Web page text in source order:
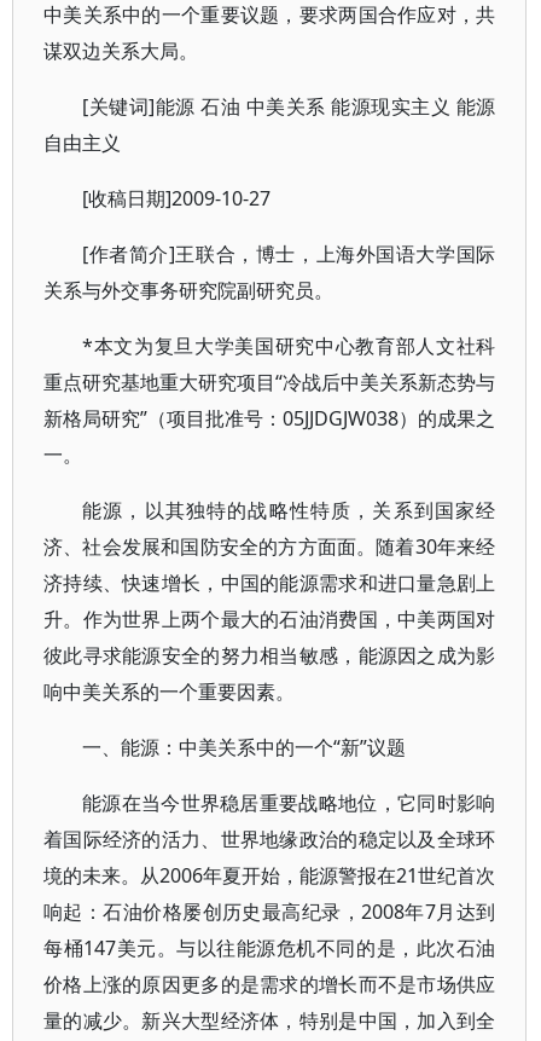
中美关系中的一个重要议题，要求两国合作应对，共
谋双边关系大局。
[关键词]能源 石油 中美关系 能源现实主义 能源
自由主义
[收稿日期]2009-10-27
[作者简介]王联合，博士，上海外国语大学国际
关系与外交事务研究院副研究员。
*本文为复旦大学美国研究中心教育部人文社科
重点研究基地重大研究项目“冷战后中美关系新态势与
新格局研究”（项目批准号：05JJDGJW038）的成果之
一。
能源，以其独特的战略性特质，关系到国家经
济、社会发展和国防安全的方方面面。随着30年来经
济持续、快速增长，中国的能源需求和进口量急剧上
升。作为世界上两个最大的石油消费国，中美两国对
彼此寻求能源安全的努力相当敏感，能源因之成为影
响中美关系的一个重要因素。
一、能源：中美关系中的一个“新”议题
能源在当今世界稳居重要战略地位，它同时影响
着国际经济的活力、世界地缘政治的稳定以及全球环
境的未来。从2006年夏开始，能源警报在21世纪首次
响起：石油价格屡创历史最高纪录，2008年7月达到
每桶147美元。与以往能源危机不同的是，此次石油
价格上涨的原因更多的是需求的增长而不是市场供应
量的减少。新兴大型经济体，特别是中国，加入到全